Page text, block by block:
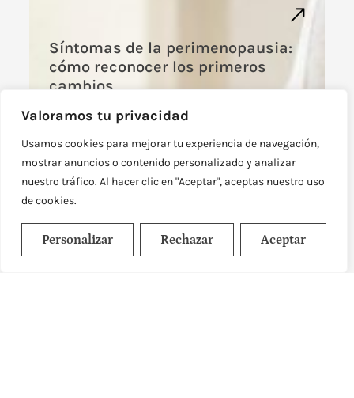
Valoramos tu privacidad
Usamos cookies para mejorar tu experiencia de navegación,
mostrar anuncios o contenido personalizado y analizar
nuestro tráfico. Al hacer clic en "Aceptar", aceptas nuestro uso
de cookies.
Personalizar Rechazar Aceptar
Síntomas de la perimenopausia:
cómo reconocer los primeros
cambios
reconocer los primeros cambios ¿Tu
regularidad, duermes peor,
Leer más